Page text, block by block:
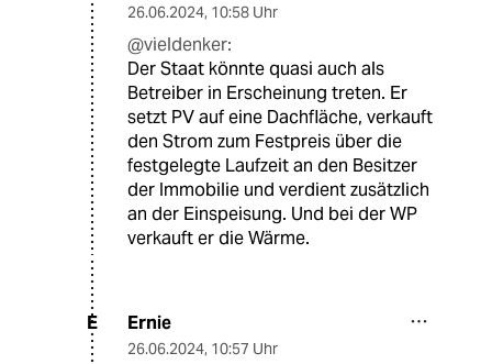
26.06.2024, 10:58 Uhr
@vieldenker:
Der Staat könnte quasi auch als
Betreiber in Erscheinung treten. Er
setzt PV auf eine Dachfläche, verkauft
den Strom zum Festpreis über die
festgelegte Laufzeit an den Besitzer
der Immobilie und verdient zusätzlich
an der Einspeisung. Und bei der WP
verkauft er die Wärme.
E Ernie
26.06.2024, 10:57 Uhr